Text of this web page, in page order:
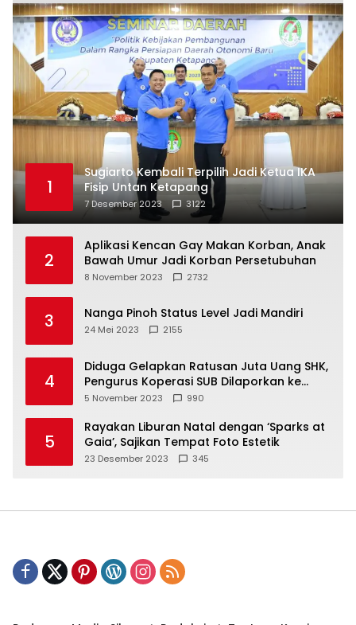
1
Sugiarto Kembali Terpilih Jadi Ketua IKA
Fisip Untan Ketapang
7 Desember 2023 3122
2
Aplikasi Kencan Gay Makan Korban, Anak
Bawah Umur Jadi Korban Persetubuhan
8 November 2023 2732
3 Nanga Pinoh Status Level Jadi Mandiri
24 Mei 2023 2155
4
Diduga Gelapkan Ratusan Juta Uang SHK,
Pengurus Koperasi SUB Dilaporkan ke
Polisi
5 November 2023 990
5
Rayakan Liburan Natal dengan ‘Sparks at
Gaia’, Sajikan Tempat Foto Estetik
23 Desember 2023 345